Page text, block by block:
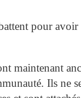
pour
maintenant
Ils ne